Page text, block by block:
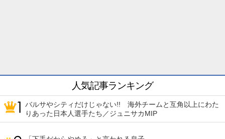
人気記事ランキング
バルサやシティだけじゃない!! 海外チームと互角以上にわた
りあった日本人選手たち／ジュニサカMIP